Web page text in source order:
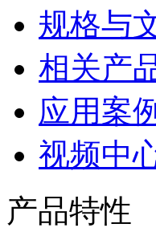
规格与
相关产
应用案例
视频中
产品特性